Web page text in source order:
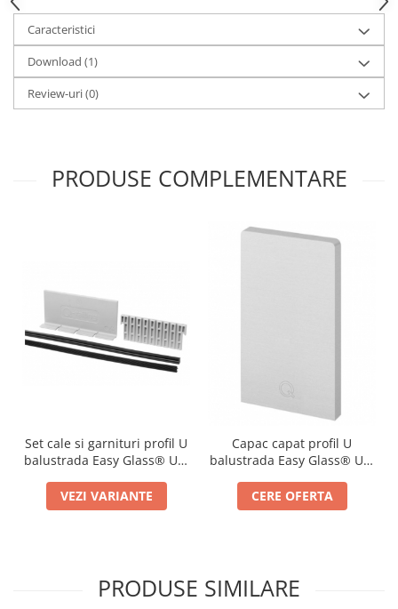
Caracteristici
Download (1)
Review-uri(0)
PRODUSE COMPLEMENTARE
Set cale si garnituri profil U
balustrada Easy Glass® Up,
mm
VEZI VARIANTE
Capac capat profil U
balustrada Easy Glass® Up,
CERE OFERTA
PRODUSE SIMILARE